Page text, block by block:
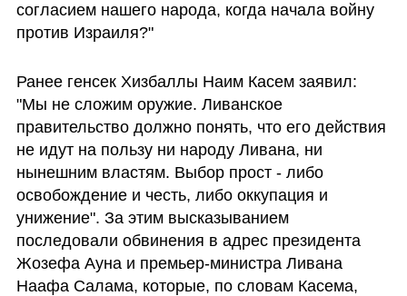
согласием нашего народа, когда начала войну
против Израиля?"
Ранее генсек Хизбаллы Наим Касем заявил:
"Мы не сложим оружие. Ливанское
правительство должно понять, что его действия
не идут на пользу ни народу Ливана, ни
нынешним властям. Выбор прост - либо
освобождение и честь, либо оккупация и
унижение". За этим высказыванием
последовали обвинения в адрес президента
Жозефа Ауна и премьер-министра Ливана
Наафа Салама, которые, по словам Касема,